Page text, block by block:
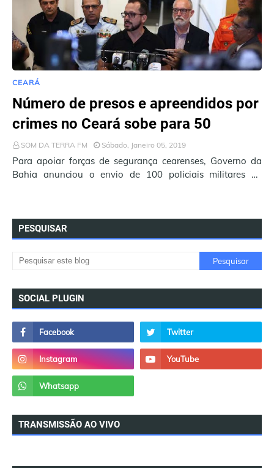
CEARÁ
Número de presos e apreendidos por
crimes no Ceará sobe para 50
SOM DA TERRA FM Sábado, Janeiro 05, 2019
Para apoiar forças de segurança cearenses, Governo da
Bahia anunciou o envio de 100 policiais militares de
PESQUISAR
SOCIAL PLUGIN
TRANSMISSÃO AO VIVO